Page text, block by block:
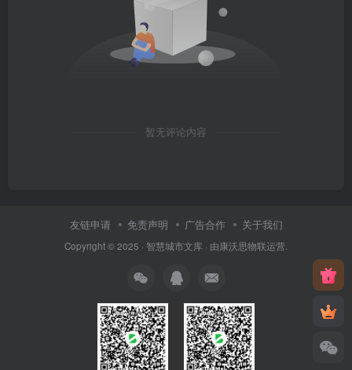
暂无评论内容
友链申请 免责声明 广告合作 关于我们
Copyright © 2025 · 智慧城市文库 · 由康沃思物联运营.